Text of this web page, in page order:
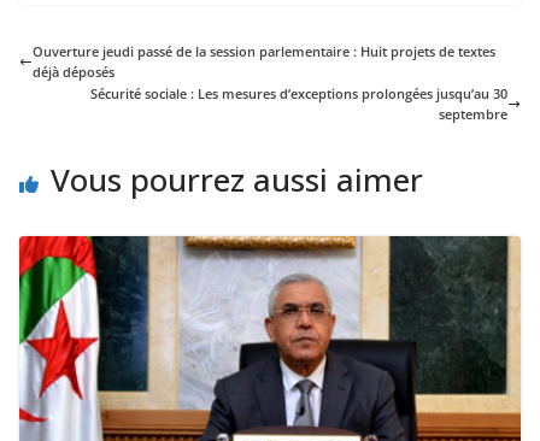
Ouverture jeudi passé de la session parlementaire : Huit projets de textes
déjà déposés
Sécurité sociale : Les mesures d’exceptions prolongées jusqu’au 30
septembre
Vous pourrez aussi aimer